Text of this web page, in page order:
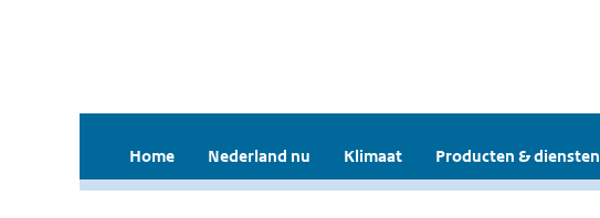
Home Nederland nu Klimaat Producten & diensten